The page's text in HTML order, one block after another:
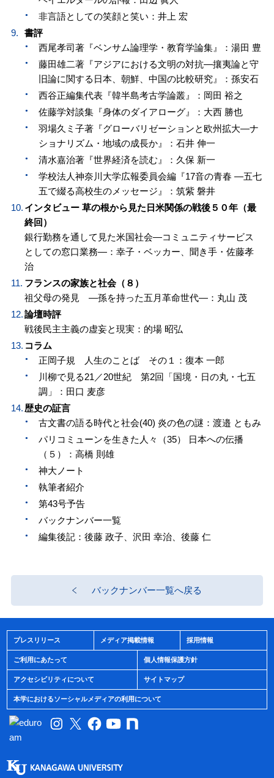
非言語としての笑顔と笑い：井上 宏
書評
西尾孝司著『ベンサム論理学・教育学論集』：湯田 豊
藤田雄二著『アジアにおける文明の対抗—攘夷論と守
旧論に関する日本、朝鮮、中国の比較研究』：孫安石
西谷正編集代表『韓半島考古学論叢』：岡田 裕之
佐藤学対談集『身体のダイアローグ』：大西 勝也
羽場久ミ子著『グローバリゼーションと欧州拡大—ナ
ショナリズム・地域の成長か』：石井 伸一
清水嘉治著『世界経済を読む』：久保 新一
学校法人神奈川大学広報委員会編『17音の青春 —五七
五で綴る高校生のメッセージ』：筑紫 磐井
インタビュー 草の根から見た日米関係の戦後５０年（最
終回）
銀行勤務を通して見た米国社会—コミュニティサービス
としての窓口業務—：幸子・ベッカー、聞き手・佐藤孝
治
フランスの家族と社会（８）
祖父母の発見 —孫を持った五月革命世代—：丸山 茂
論壇時評
戦後民主主義の虚妄と現実：的場 昭弘
コラム
正岡子規 人生のことば その１：復本 一郎
川柳で見る21／20世紀 第2回「国境・日の丸・七五
調」：田口 麦彦
歴史の証言
古文書の語る時代と社会(40) 炎の色の謎：渡邉 ともみ
パリコミューンを生きた人々（35） 日本への伝播
（５）：高橋 則雄
神大ノート
執筆者紹介
第43号予告
バックナンバー一覧
編集後記：後藤 政子、沢田 幸治、後藤 仁
バックナンバー一覧へ戻る
プレスリリース メディア掲載情報 採用情報
ご利用にあたって 個人情報保護方針
アクセシビリティについて サイトマップ
本学におけるソーシャルメディアの利用について